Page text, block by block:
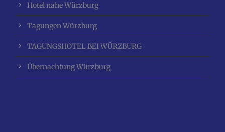
Hotel nahe Würzburg
Tagungen Würzburg
TAGUNGSHOTEL BEI WÜRZBURG
Übernachtung Würzburg